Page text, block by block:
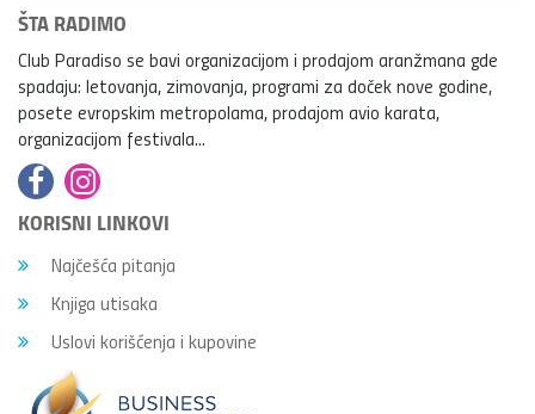
ŠTA RADIMO
Club Paradiso se bavi organizacijom i prodajom aranžmana gde
spadaju: letovanja, zimovanja, programi za doček nove godine,
posete evropskim metropolama, prodajom avio karata,
organizacijom festivala...
KORISNI LINKOVI
Najčešća pitanja
Knjiga utisaka
Uslovi korišćenja i kupovine